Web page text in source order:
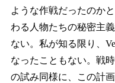
ような作戦だったのか
わる人物たちの秘密主
ない。私が知る限り、
なったこともない。戦
の試み同様に、この計